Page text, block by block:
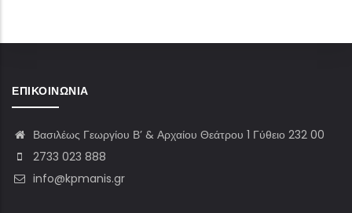
ΕΠΙΚΟΙΝΩΝΊΑ
Βασιλέως Γεωργίου Β’ & Αρχαίου Θεάτρου 1 Γύθειο 232 00
2733 023 888
info@kpmanis.gr